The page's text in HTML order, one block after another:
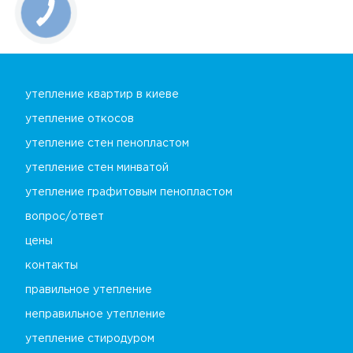
утепление квартир в киеве
утепление откосов
утепление стен пенопластом
утепление стен минватой
утепление графитовым пенопластом
вопрос/ответ
цены
контакты
правильное утепление
неправильное утепление
утепление стиродуром